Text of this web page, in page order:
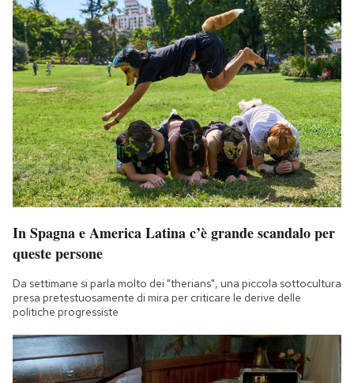
In Spagna e America Latina c’è grande scandalo per
queste persone
Da settimane si parla molto dei "therians", una piccola sottocultura
presa pretestuosamente di mira per criticare le derive delle
politiche progressiste